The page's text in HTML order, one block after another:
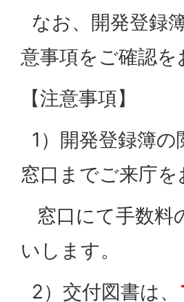
なお、開発登録
意事項をご確認を
【注意事項】
1）開発登録簿
窓口までご来庁
窓口にて手数料
いします。
2）交付図書は、